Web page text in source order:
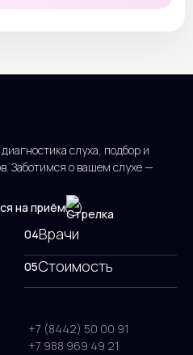
слуха, подбор и
Заботимся о вашем слухе —
на приём
04Врачи
05Стоимость
+7 (8442) 50 00 91
+7 988 969 49 21